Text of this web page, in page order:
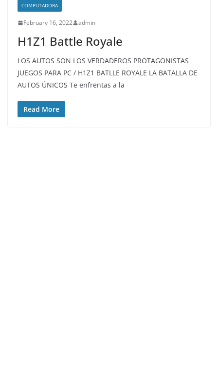
COMPUTADORA
February 16, 2022 admin
H1Z1 Battle Royale
LOS AUTOS SON LOS VERDADEROS PROTAGONISTAS
JUEGOS PARA PC / H1Z1 BATLLE ROYALE LA BATALLA DE
AUTOS ÚNICOS Te enfrentas a la
Read More